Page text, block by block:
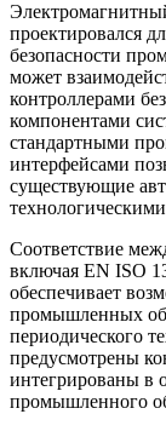
проектировался
безопасности
может
контроллерами
компонентами
стандартными
интерфейсами
существующие
Соответствие
включая EN ISO
обеспечивает
промышленных
периодического
предусмотрены
интегрированы в
промышленного